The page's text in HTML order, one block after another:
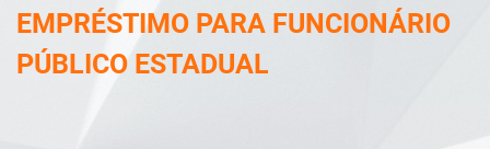
EMPRÉSTIMO PARA FUNCIONÁRIO
PÚBLICO ESTADUAL